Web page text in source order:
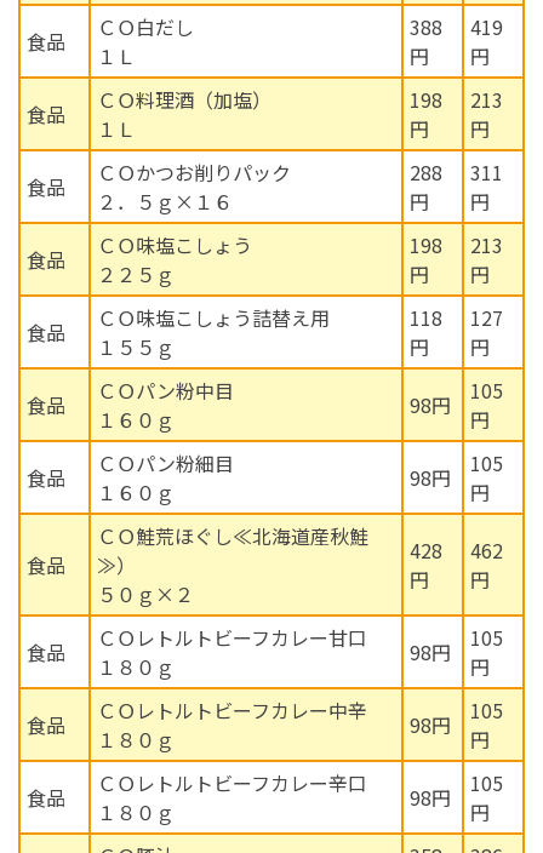
食品
ＣＯ白だし
１Ｌ
388
円
419
円
食品
ＣＯ料理酒（加塩）
１Ｌ
198
円
213
円
食品
ＣＯかつお削りパック
２．５ｇ×１６
288
円
311
円
食品
ＣＯ味塩こしょう
２２５ｇ
198
円
213
円
食品
ＣＯ味塩こしょう詰替え用
１５５ｇ
118
円
127
円
食品
ＣＯパン粉中目
１６０ｇ
98円
105
円
食品
ＣＯパン粉細目
１６０ｇ
98円
105
円
食品
ＣＯ鮭荒ほぐし≪北海道産秋鮭
≫）
５０ｇ×２
428
円
462
円
食品
ＣＯレトルトビーフカレー甘口
１８０ｇ
98円
105
円
食品
ＣＯレトルトビーフカレー中辛
１８０ｇ
98円
105
円
食品
ＣＯレトルトビーフカレー辛口
１８０ｇ
98円
105
円